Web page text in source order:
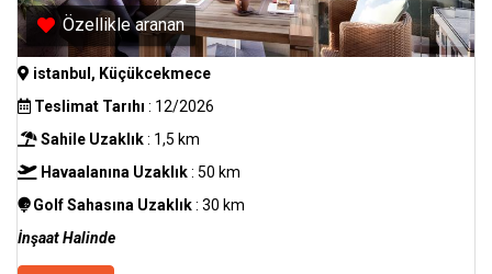
Özellikle aranan
istanbul, Küçükcekmece
Teslimat Tarıhı : 12/2026
Sahile Uzaklık: 1,5 km
Havaalanına Uzaklık: 50 km
Golf Sahasına Uzaklık: 30 km
İnşaat Halinde